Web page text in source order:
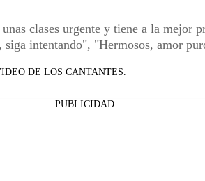
clases urgente y tiene a la mejor
intentando", "Hermosos, amor
DE LOS CANTANTES.
PUBLICIDAD